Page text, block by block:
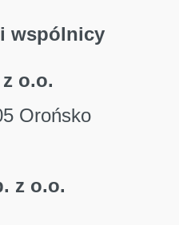
i
z o.o.
26-505
Sp. z